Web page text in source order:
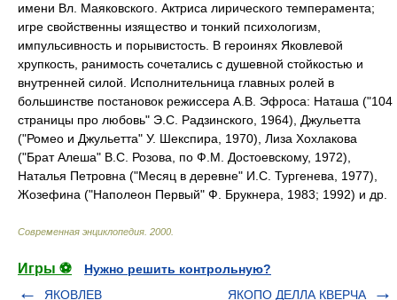
имени Вл. Маяковского. Актриса лирического темперамента;
игре свойственны изящество и тонкий психологизм,
импульсивность и порывистость. В героинях Яковлевой
хрупкость, ранимость сочетались с душевной стойкостью и
внутренней силой. Исполнительница главных ролей в
большинстве постановок режиссера А.В. Эфроса: Наташа ("104
страницы про любовь" Э.С. Радзинского, 1964), Джульетта
("Ромео и Джульетта" У. Шекспира, 1970), Лиза Хохлакова
("Брат Алеша" В.С. Розова, по Ф.М. Достоевскому, 1972),
Наталья Петровна ("Месяц в деревне" И.С. Тургенева, 1977),
Жозефина ("Наполеон Первый" Ф. Брукнера, 1983; 1992) и др.
Современная энциклопедия 2000
Игры ⚽
Нужно решить контрольную?
ЯКОВЛЕВ
ЯКОПО ДЕЛЛА КВЕРЧА